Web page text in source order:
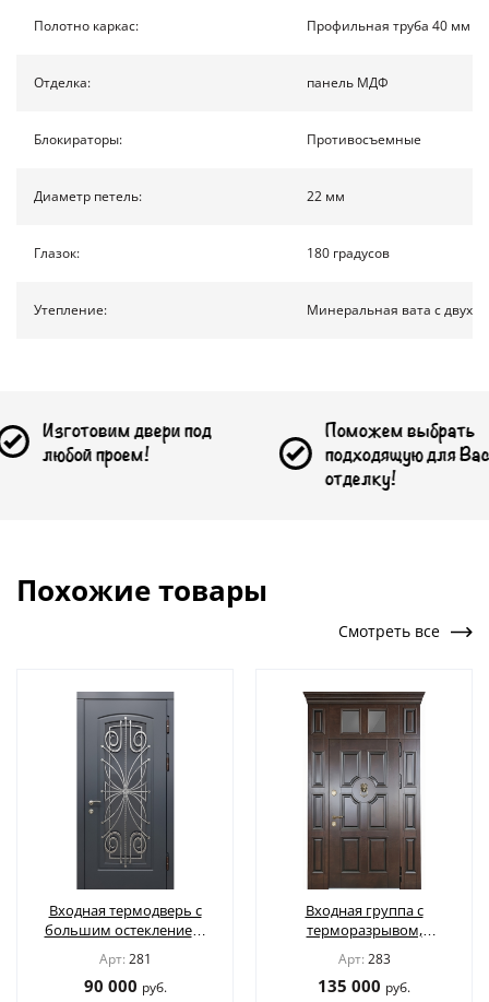
КОНТАКТЫ
ПОЛУЧИТЬ РАСЧЕТ
Доставка по России
info@1990.ru
Полотно каркас: Профильная труба 40 мм
Отделка: панель МДФ
Блокираторы: Противосъемные
Диаметр петель: 22 мм
Глазок: 180 градусов
Утепление: Минеральная вата с двух
двери под
Поможем выбрать
подходящую для Вас
отделку!
Похожие товары
Смотреть все
Входная термодверь с
большим остеклением,
панелями МДФ цвета
графит
Арт: 281
90 000 руб.
Входная группа с
терморазрывом,
вставкой с карнизом,
кнокером и отделкой
Арт: 283
135 000 руб.